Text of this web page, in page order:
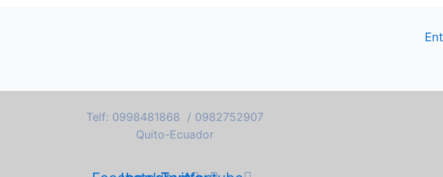
Telf: 0998481868 / 0982752907
Quito-Ecuador